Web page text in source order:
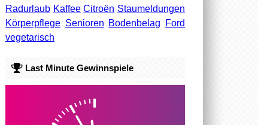
Radurlaub Kaffee Citroën Staumeldungen
Körperpflege Senioren Bodenbelag
Ford
vegetarisch
Last Minute Gewinnspiele